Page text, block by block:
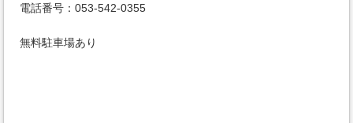
電話番号：053-542-0355
無料駐車場あり